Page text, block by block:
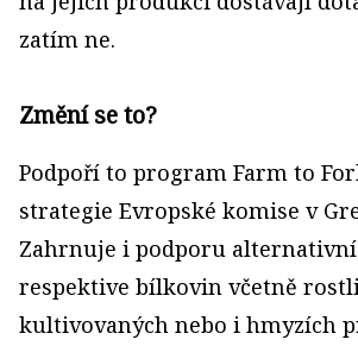
zatím ne.
Změní se to?
Podpoří to program Farm to
strategie Evropské komise v
Zahrnuje i podporu
respektive bílkovin včetně
kultivovaných nebo i hmyzích